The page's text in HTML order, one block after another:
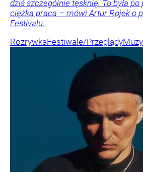
dziś szczególnie tęsknię. To była
ciężka praca – mówi Artur Rojek o
Festivalu.
RozrywkaFestiwale/Przeglądy